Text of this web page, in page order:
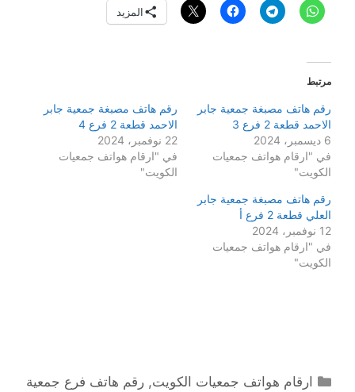
المزيد
مرتبط
رقم هاتف مصبغة جمعية جابر
الاحمد قطعة 2 فرع 3
6 ديسمبر، 2024
في "ارقام هواتف جمعيات
الكويت"
رقم هاتف مصبغة جمعية جابر
الاحمد قطعة 2 فرع 4
22 نوفمبر، 2024
في "ارقام هواتف جمعيات
الكويت"
رقم هاتف مصبغة جمعية جابر
العلي قطعة 2 فرع أ
12 نوفمبر، 2024
في "ارقام هواتف جمعيات
الكويت"
التصنيفات
ارقام هواتف جمعيات الكويت,رقم هاتف فرع جمعية